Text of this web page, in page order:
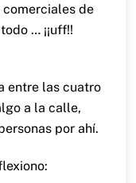
de
… ¡¡uff!!
entre las cuatro
a la calle,
por ahí.